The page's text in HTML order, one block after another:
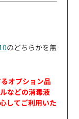
のどちらかを無
オプション品
などの消毒液
してご利用いた